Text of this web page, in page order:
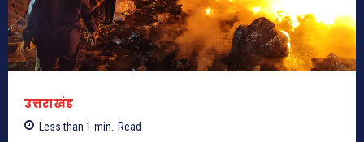
उत्तराखंड
Less than 1 min. Read